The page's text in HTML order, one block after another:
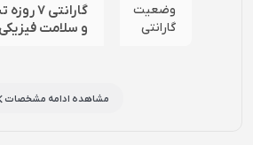
های ظریف تر به کار می رود. این اتو بخار
تمیز کننده است. به این گونه که به طور
وضعیت
گارانتی
و سلامت
مشاهده ادامه مشخصات